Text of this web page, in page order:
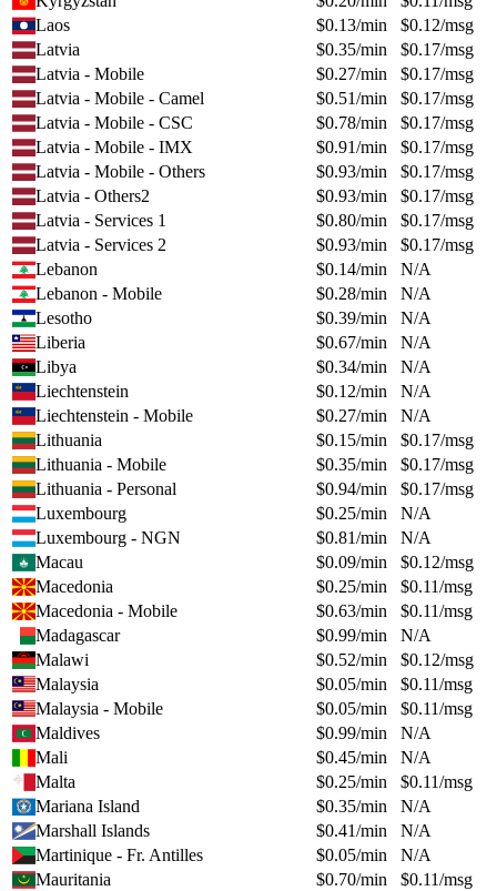
Laos
$0.13/min $0.12/msg
Latvia
$0.35/min $0.17/msg
Latvia - Mobile
$0.27/min $0.17/msg
Latvia - Mobile - Camel
$0.51/min $0.17/msg
Latvia - Mobile - CSC
$0.78/min $0.17/msg
Latvia - Mobile - IMX
$0.91/min $0.17/msg
Latvia - Mobile - Others
$0.93/min $0.17/msg
Latvia - Others2
$0.93/min $0.17/msg
Latvia - Services 1
$0.80/min $0.17/msg
Latvia - Services 2
$0.93/min $0.17/msg
Lebanon
$0.14/min
N/A
Lebanon - Mobile
$0.28/min
N/A
Lesotho
$0.39/min
N/A
Liberia
$0.67/min
N/A
Libya
$0.34/min
N/A
Liechtenstein
$0.12/min
N/A
Liechtenstein - Mobile
$0.27/min
N/A
Lithuania
$0.15/min $0.17/msg
Lithuania - Mobile
$0.35/min $0.17/msg
Lithuania - Personal
$0.94/min $0.17/msg
Luxembourg
$0.25/min
N/A
Luxembourg - NGN
$0.81/min
N/A
Macau
$0.09/min $0.12/msg
Macedonia
$0.25/min $0.11/msg
Macedonia - Mobile
$0.63/min $0.11/msg
Madagascar
$0.99/min
N/A
Malawi
$0.52/min $0.12/msg
Malaysia
$0.05/min $0.11/msg
Malaysia - Mobile
$0.05/min $0.11/msg
Maldives
$0.99/min
N/A
Mali
$0.45/min
N/A
Malta
$0.25/min $0.11/msg
Mariana Island
$0.35/min
N/A
Marshall Islands
$0.41/min
N/A
Martinique - Fr. Antilles
$0.05/min
N/A
Mauritania
$0.70/min $0.11/msg